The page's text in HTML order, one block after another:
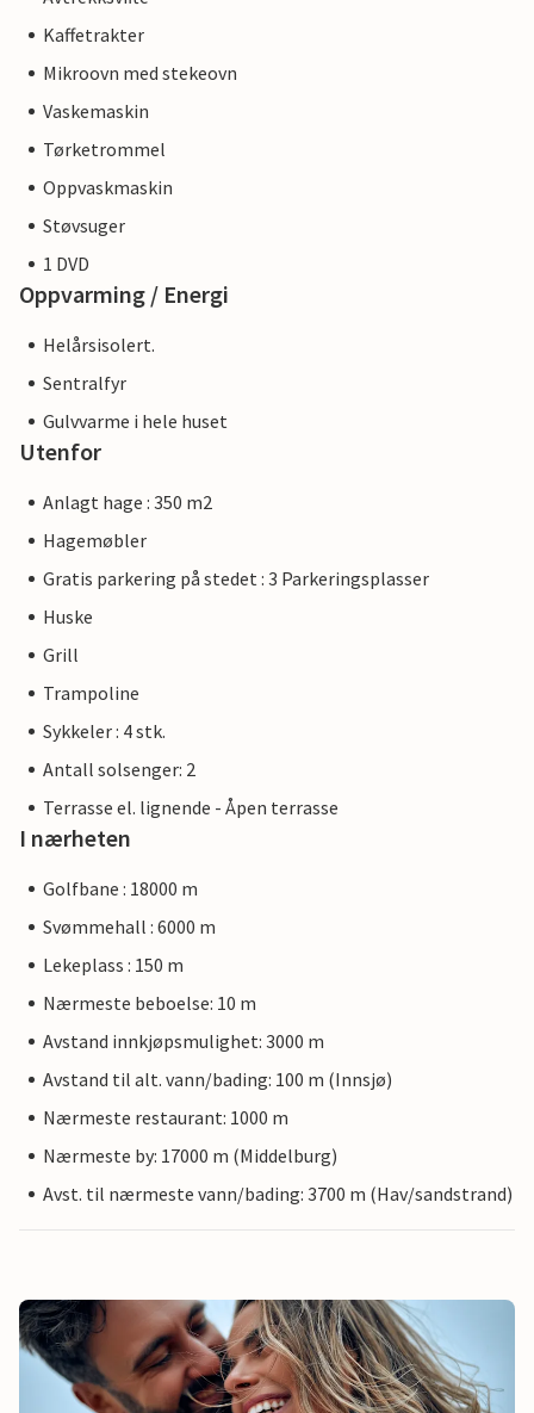
Kaffetrakter
Mikroovn med stekeovn
Vaskemaskin
Tørketrommel
Oppvaskmaskin
Støvsuger
1 DVD
Oppvarming / Energi
Helårsisolert.
Sentralfyr
Gulvvarme i hele huset
Utenfor
Anlagt hage : 350 m2
Hagemøbler
Gratis parkering på stedet : 3 Parkeringsplasser
Huske
Grill
Trampoline
Sykkeler : 4 stk.
Antall solsenger: 2
Terrasse el. lignende - Åpen terrasse
I nærheten
Golfbane : 18000 m
Svømmehall : 6000 m
Lekeplass : 150 m
Nærmeste beboelse: 10 m
Avstand innkjøpsmulighet: 3000 m
Avstand til alt. vann/bading: 100 m (Innsjø)
Nærmeste restaurant: 1000 m
Nærmeste by: 17000 m (Middelburg)
Avst. til nærmeste vann/bading: 3700 m (Hav/sandstrand)